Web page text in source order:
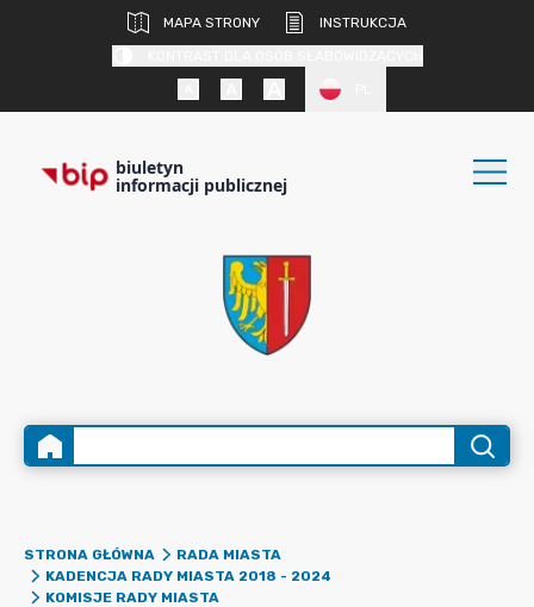
MAPA STRONY
INSTRUKCJA
biuletyn
informacji publicznej
STRONA GŁÓWNA
RADA MIASTA
KADENCJA RADY MIASTA 2018 - 2024
KOMISJE RADY MIASTA